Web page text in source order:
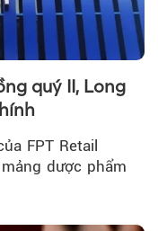
quý II, Long
FPT Retail
dược phẩm